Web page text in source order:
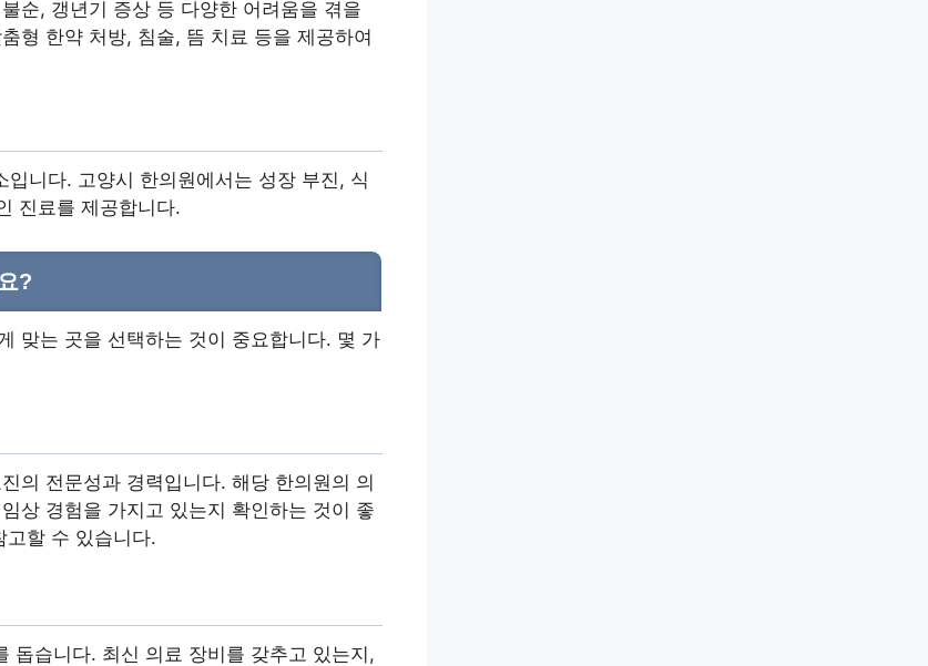
순, 갱년기 증상 등 다양한 어려움을 겪을
형 한약 처방, 침술, 뜸 치료 등을 제공하여
니다. 고양시 한의원에서는 성장 부진, 식
진료를 제공합니다.
?
맞는 곳을 선택하는 것이 중요합니다. 몇 가
의 전문성과 경력입니다. 해당 한의원의 의
상 경험을 가지고 있는지 확인하는 것이 좋
고할 수 있습니다.
돕습니다. 최신 의료 장비를 갖추고 있는지,